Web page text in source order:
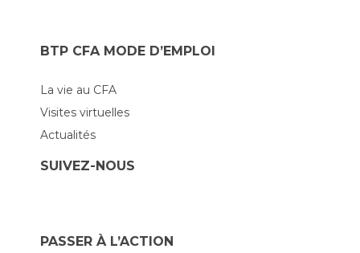
BTP CFA MODE D’EMPLOI
La vie au CFA
Visites virtuelles
Actualités
SUIVEZ-NOUS
PASSER À L’ACTION